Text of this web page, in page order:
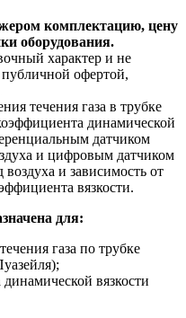
комплектацию, цену
оборудования.
характер и не
публичной офертой,
течения газа в трубке
динамической
датчиком
и цифровым датчиком
воздуха и зависимость от
вязкости.
для:
газа по трубке
вязкости